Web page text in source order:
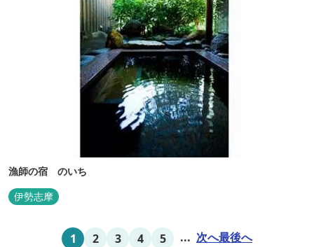
漁師の宿 のいち
伊勢志摩
1 2 3 4 5 ... 次へ最後へ